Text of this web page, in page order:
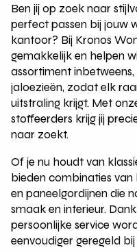
Ben jij op zoek naar
perfect passen bij jouw
kantoor? Bij Kronos
gemakkelijk en helpen
assortiment
jaloezieën, zodat elk
uitstraling krijgt. Met
stoffeerders krijg jij
naar zoekt.
Of je nu houdt van
bieden combinaties van
en paneelgordijnen die
smaak en interieur.
persoonlijke service
eenvoudiger geregeld